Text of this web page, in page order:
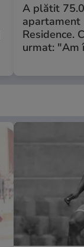
A plătit
apartament
Residence.
urmat: "Am